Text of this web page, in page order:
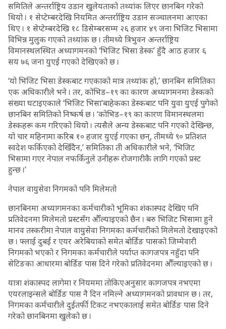
समितिले अन्तर्राष्ट्रिय उडान खुलेयताको तथ्यांक लिएर छानबिन गरेको
थियो । १ सेप्टेम्बरदेखि नियमित अन्तर्राष्ट्रिय उडान सञ्चालनमा आएका
थिए । १ सेप्टेम्बरदेखि १८ डिसेम्बरसम्म २६ हजार ४९ जना भिजिट भिसामा
विभिन्न मुलुक गएको तथ्यांक छ । तीमध्ये त्रिभुवन अन्तर्राष्ट्रिय
विमानस्थलस्थित अध्यागमनको ‘भिजिट भिसा डेस्क’ हुँदै आठ हजार ६
सय ७६ जना युएई गएको देखिएको छ ।
‘यो भिजिट भिसा डेस्कबाट गएकाको मात्र तथ्यांक हो,’ छानबिन समितिका
एक अधिकारीले भने । तर, कोभिड–१९ का कारण अध्यागमनमा डेस्कको
संख्या घटाइएकाले ‘भिजिट भिसा’बाहेकका डेस्कबाट पनि युवा युएई पुगेको
छानबिन समितिको निष्कर्ष छ । ‘कोभिड–१९ का कारण विमानस्थलमा
डेस्कहरू कम गरिएको थियो । त्यसैले अन्य डेस्कबाट पनि गएको देखिन्छ,
यो चार महिनामा करिब १० हजार युएई गएका छन्, तीमध्ये ९० प्रतिशत
स्वदेश फर्किएको देखिँदैन,’ समितिका ती अधिकारीले भने, ‘भिजिट
भिसामा गएर नेपाल नफर्किनुले उनीहरू रोजगारीकै लागि गएको प्रस्ट
हुन्छ ।’
नेपाल वायुसेवा निगमको पनि मिलेमतो
छानबिनमा अध्यागमनका कर्मचारीको भूमिका शंकास्पद देखिए पनि
प्रतिवेदनमा मिलेमतो प्रस्टसँग औँल्याइएको छैन । बरु भिजिट भिसामा हुने
मानव तस्करीमा नेपाल वायुसेवा निगमका कर्मचारीको मिलेमतो देखाइएको
छ । फ्लाई दुबई र एयर अरेबियाको समेत बोर्डिङ पासको जिम्मेवारी
निगमको भएको र निगमका कर्मचारीले पर्याप्त कागजपत्र नहुँदा पनि
सेटिङका आधारमा बोर्डिङ पास दिने गरेको प्रतिवेदनमा औँल्याइएको छ ।
यात्रा शंकास्पद लागेमा र नियममा तोकिएअनुसार कागजपत्र नभएमा
एयरलाइन्सले बोर्डिङ पास नै दिन नमिल्ने अध्यागमनको प्रावधान छ । तर,
निगमका कर्मचारीले दुईतर्फी टिकट नभएकालाई समेत बोर्डिङ पास दिने
गरेको छानबिनमा खुलेको छ ।